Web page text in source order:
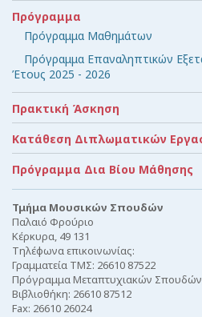
Πρόγραμμα
Πρόγραμμα Μαθημάτων
Πρόγραμμα Επαναληπτικών
Έτους 2025 - 2026
Πρακτική Άσκηση
Κατάθεση Διπλωματικών
Πρόγραμμα Δια Βίου Μάθησης
Τμήμα Μουσικών Σπουδών
Παλαιό Φρούριο
Κέρκυρα, 49 131
Τηλέφωνα επικοινωνίας:
Γραμματεία ΤΜΣ: 26610 87522
Πρόγραμμα Μεταπτυχιακών Σπουδών
Βιβλιοθήκη: 26610 87512
Fax: 26610 26024